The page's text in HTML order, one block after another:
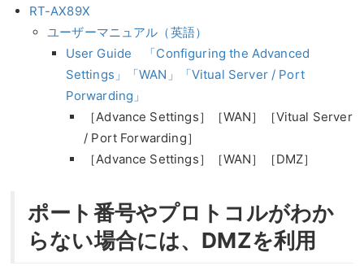
RT-AX89X
ユーザーマニュアル（英語）
User Guide 「Configuring the Advanced
Settings」「WAN」「Vitual Server / Port
Porwarding」
［Advance Settings］［WAN］［Vitual Server
/ Port Forwarding］
［Advance Settings］［WAN］［DMZ］
ポート番号やプロトコルがわか
らない場合には、DMZを利用